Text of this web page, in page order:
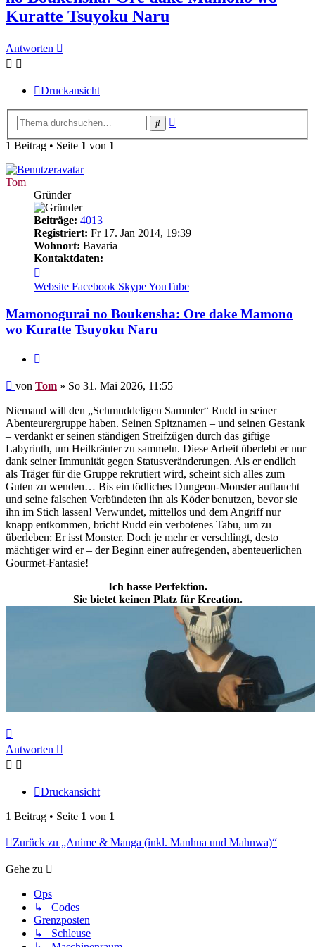
Kuratte Tsuyoku Naru
Antworten
Druckansicht
Suche
1 Beitrag • Seite 1 von 1
Tom
Gründer
Beiträge: 4013
Registriert: Fr 17. Jan 2014, 19:39
Wohnort: Bavaria
Kontaktdaten:
von
Tom
Website Facebook SkypeYouTube
Mamonogurai no Boukensha: Ore dake Mamono
wo Kuratte Tsuyoku Naru
Beitrag
von Tom » So 31. Mai 2026, 11:55
Niemand will den „Schmuddeligen Sammler“ Rudd in seiner
Abenteurergruppe haben. Seinen Spitznamen – und seinen Gestank
– verdankt er seinen ständigen Streifzügen durch das giftige
Labyrinth, um Heilkräuter zu sammeln. Diese Arbeit überlebt er nur
dank seiner Immunität gegen Statusveränderungen. Als er endlich
als Träger für die Gruppe rekrutiert wird, scheint sich alles zum
Guten zu wenden… Bis ein tödliches Dungeon-Monster auftaucht
und seine falschen Verbündeten ihn als Köder benutzen, bevor sie
ihn im Stich lassen! Verwundet, mittellos und dem Angriff nur
knapp entkommen, bricht Rudd ein verbotenes Tabu, um zu
überleben: Er isst Monster. Doch je mehr er verschlingt, desto
mächtiger wird er – der Beginn einer aufregenden, abenteuerlichen
Gourmet-Fantasie!
Ich hasse Perfektion.
Sie bietet keinen Platz für Kreation.
oben
Antworten
Druckansicht
1 Beitrag • Seite 1 von 1
Zurück zu „Anime & Manga (inkl. Manhua und Mahnwa)“
Gehe zu
Ops
↳ Codes
Grenzposten
↳ Schleuse